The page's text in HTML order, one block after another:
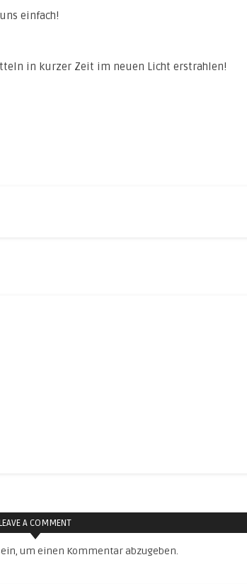
einfach!
in kurzer Zeit im neuen Licht erstrahlen!
A COMMENT
um einen Kommentar abzugeben.